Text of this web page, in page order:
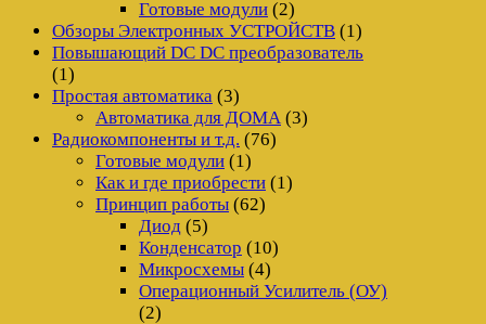
Готовые модули (2)
Обзоры Электронных УСТРОЙСТВ (1)
Повышающий DC DC преобразователь
(1)
Простая автоматика (3)
Автоматика для ДОМА (3)
Радиокомпоненты и т.д. (76)
Готовые модули (1)
Как и где приобрести (1)
Принцип работы (62)
Диод (5)
Конденсатор (10)
Микросхемы (4)
Операционный Усилитель (ОУ)
(2)